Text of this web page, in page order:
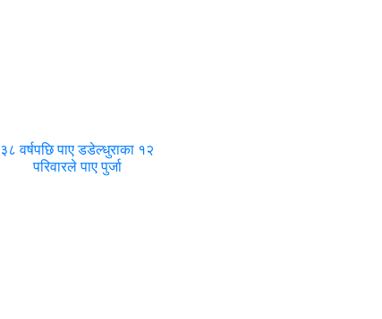
३८ वर्षपछि पाए डडेल्धुराका १२
परिवारले पाए पुर्जा